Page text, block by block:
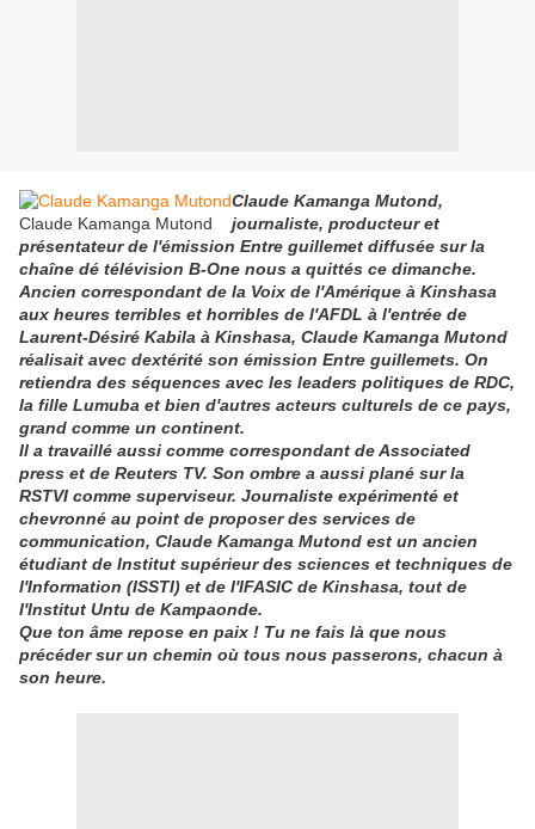
Claude Kamanga Mutond
Claude Kamanga Mutond,
journaliste, producteur et
présentateur de l'émission Entre guillemet diffusée sur la
chaîne dé télévision B-One nous a quittés ce dimanche.
Ancien correspondant de la Voix de l'Amérique à Kinshasa
aux heures terribles et horribles de l'AFDL à l'entrée de
Laurent-Désiré Kabila à Kinshasa, Claude Kamanga Mutond
réalisait avec dextérité son émission Entre guillemets. On
retiendra des séquences avec les leaders politiques de RDC,
la fille Lumuba et bien d'autres acteurs culturels de ce pays,
grand comme un continent.
Il a travaillé aussi comme correspondant de Associated
press et de Reuters TV. Son ombre a aussi plané sur la
RSTVI comme superviseur. Journaliste expérimenté et
chevronné au point de proposer des services de
communication, Claude Kamanga Mutond est un ancien
étudiant de Institut supérieur des sciences et techniques de
l'Information (ISSTI) et de l'IFASIC de Kinshasa, tout de
l'Institut Untu de Kampaonde.
Que ton âme repose en paix ! Tu ne fais là que nous
précéder sur un chemin où tous nous passerons, chacun à
son heure.